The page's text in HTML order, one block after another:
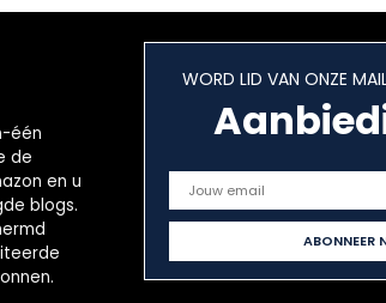
één
de
en u
blogs.
WORD LID VAN ONZE